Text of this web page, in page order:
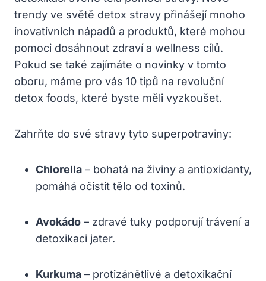
trendy ve světě detox stravy přinášejí mnoho
inovativních nápadů a produktů, které mohou
pomoci dosáhnout zdraví a wellness cílů.
Pokud se také zajímáte o novinky v tomto
oboru, máme pro vás 10 tipů na revoluční
detox foods, které byste měli vyzkoušet.
Zahrňte do své stravy tyto superpotraviny:
Chlorella – bohatá na živiny a antioxidanty,
pomáhá očistit tělo od toxinů.
Avokádo – zdravé tuky podporují trávení a
detoxikaci jater.
Kurkuma – protizánětlivé a detoxikační